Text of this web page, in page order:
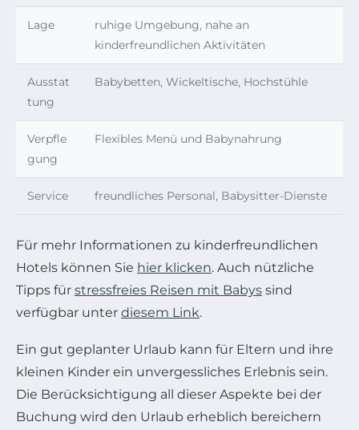
Lage
ruhige Umgebung, nahe an
kinderfreundlichen Aktivitäten
Ausstat
tung
Babybetten, Wickeltische, Hochstühle
Verpfle
gung
Flexibles Menü und Babynahrung
Service freundliches Personal, Babysitter-Dienste
Für mehr Informationen zu kinderfreundlichen
Hotels können Sie hier klicken. Auch nützliche
Tipps für stressfreies Reisen mit Babys sind
verfügbar unter diesem Link.
Ein gut geplanter Urlaub kann für Eltern und ihre
kleinen Kinder ein unvergessliches Erlebnis sein.
Die Berücksichtigung all dieser Aspekte bei der
Buchung wird den Urlaub erheblich bereichern